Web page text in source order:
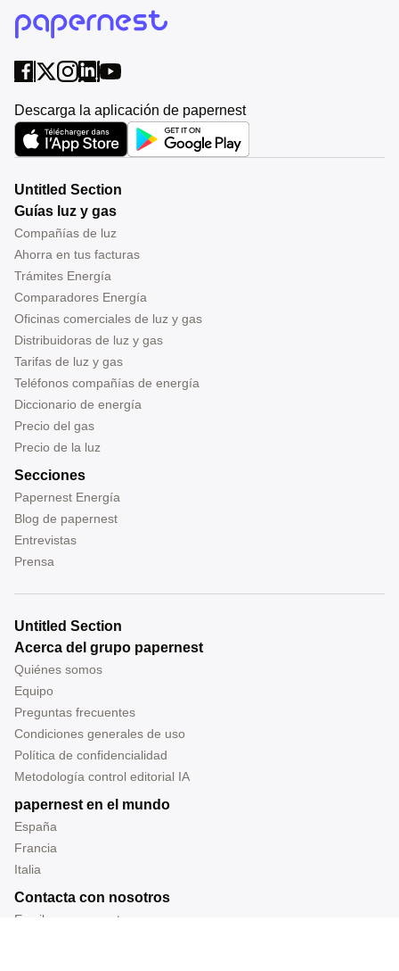
Descarga la aplicación de papernest
Untitled Section
Guías luz y gas
Compañías de luz
Ahorra en tus facturas
Trámites Energía
Comparadores Energía
Oficinas comerciales de luz y gas
Distribuidoras de luz y gas
Tarifas de luz y gas
Teléfonos compañías de energía
Diccionario de energía
Precio del gas
Precio de la luz
Secciones
Papernest Energía
Blog de papernest
Entrevistas
Prensa
Untitled Section
Acerca del grupo papernest
Quiénes somos
Equipo
Preguntas frecuentes
Condiciones generales de uso
Política de confidencialidad
Metodología control editorial IA
papernest en el mundo
España
Francia
Italia
Contacta con nosotros
Escribe para nosotros